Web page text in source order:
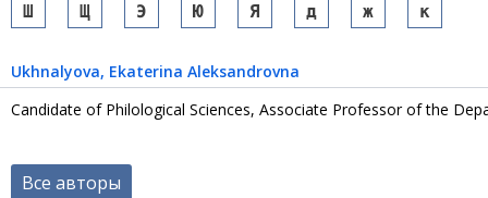
Ш Щ Э Ю Я д ж к
Ukhnalyova, Ekaterina Aleksandrovna
Candidate of Philological Sciences, Associate Professor of the
Все авторы